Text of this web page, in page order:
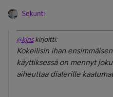
Sekunti
@kjnskirjoitti:
Kokeilisin ihan
käyttiksessä on mennyt
aiheuttaa dialerille